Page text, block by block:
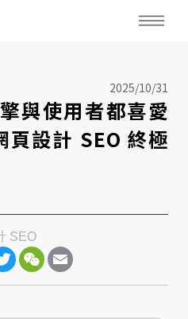
2025/10/31
與使用者都喜愛
設計 SEO 終極
SEO
TwitterWeChat